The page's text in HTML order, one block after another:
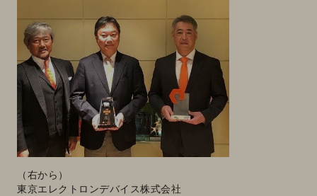
（右から）
東京エレクトロンデバイス株式会社